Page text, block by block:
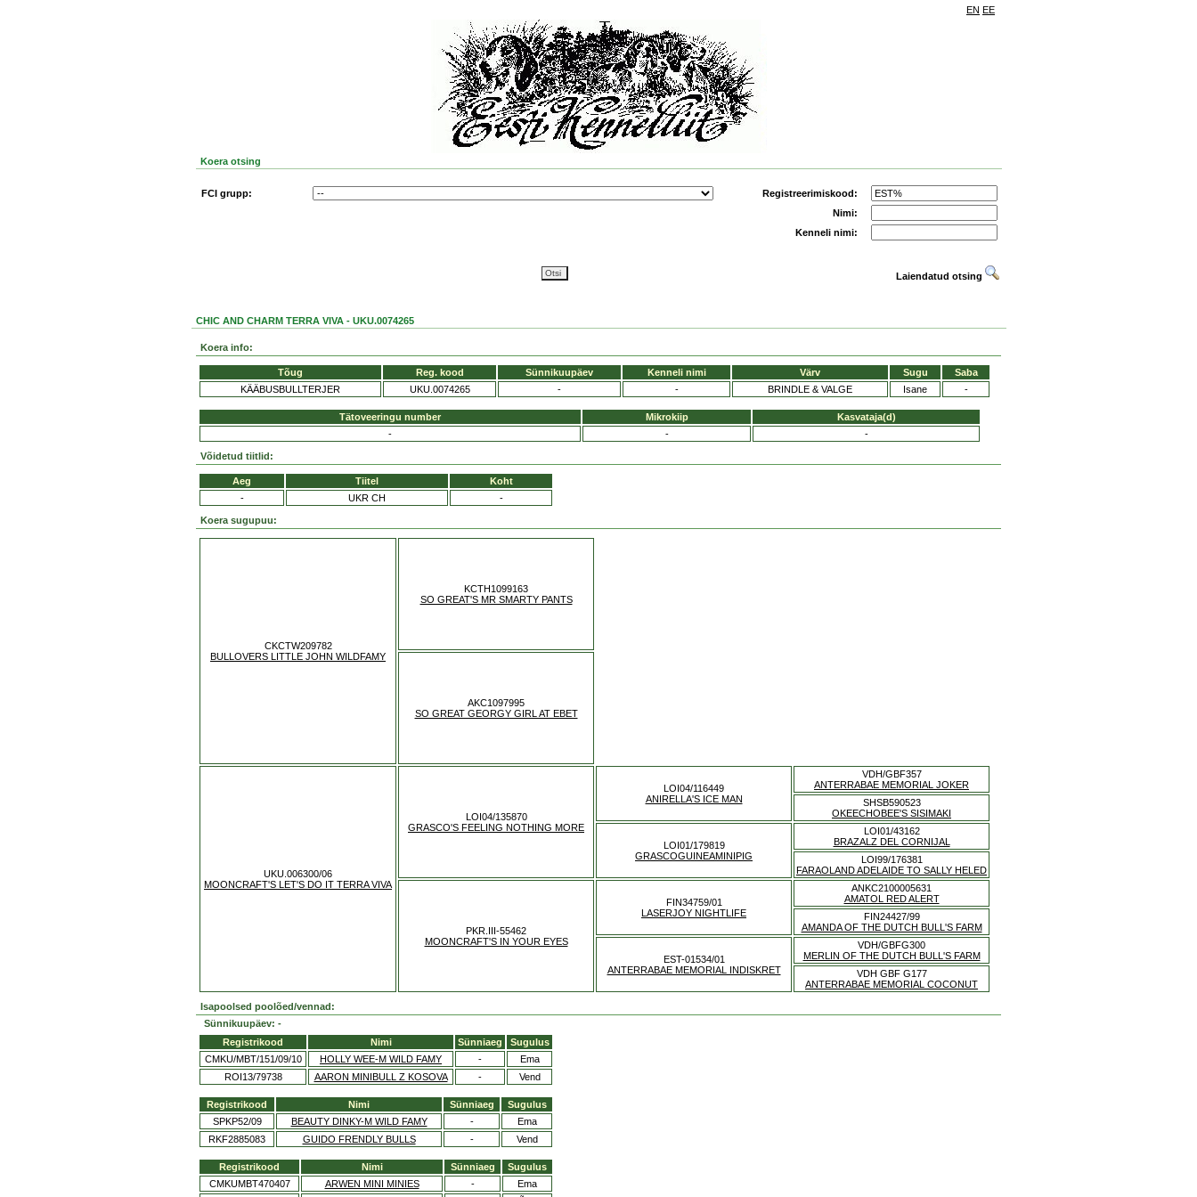
EN EE
Koera otsing
FCI grupp:
Registreerimiskood:
Nimi:
Kenneli nimi:
Laiendatud otsing
CHIC AND CHARM TERRA VIVA - UKU.0074265
Koera info:
Tõug Reg. kood Sünnikuupäev Kenneli nimi Värv Sugu
Saba
KÄÄBUSBULLTERJER
UKU.0074265 - - BRINDLE & VALGE Isane -
Tätoveeringu number Mikrokiip
Kasvataja(d)
-
- -
Võidetud tiitlid:
Aeg Tiitel
Koht
-
UKR CH -
Koera sugupuu:
CKCTW209782
BULLOVERS LITTLE JOHN WILDFAMY
KCTH1099163
SO GREAT'S MR SMARTY PANTS
AKC1097995
SO GREAT GEORGY GIRL AT EBET
UKU.006300/06
MOONCRAFT'S LET'S DO IT TERRA VIVA
LOI04/135870
GRASCO'S FEELING NOTHING MORE
LOI04/116449
ANIRELLA'S ICE MAN
VDH/GBF357
ANTERRABAE MEMORIAL JOKER
SHSB590523
OKEECHOBEE'S SISIMAKI
LOI01/179819
GRASCOGUINEAMINIPIG
LOI01/43162
BRAZALZ DEL CORNIJAL
LOI99/176381
FARAOLAND ADELAIDE TO SALLY HELED
PKR.III-55462
MOONCRAFT'S IN YOUR EYES
FIN34759/01
LASERJOY NIGHTLIFE
ANKC2100005631
AMATOL RED ALERT
FIN24427/99
AMANDA OF THE DUTCH BULL'S FARM
EST-01534/01
ANTERRABAE MEMORIAL INDISKRET
VDH/GBFG300
MERLIN OF THE DUTCH BULL'S FARM
VDH GBF G177
ANTERRABAE MEMORIAL COCONUT
Isapoolsed poolõed/vennad:
Sünnikuupäev: -
Registrikood
Nimi Sünniaeg
Sugulus
CMKU/MBT/151/09/10
HOLLY WEE-M WILD FAMY -
Ema
ROI13/79738
AARON MINIBULL Z KOSOVA - Vend
Registrikood Nimi Sünniaeg
Sugulus
SPKP52/09
BEAUTY DINKY-M WILD FAMY -
Ema
RKF2885083
GUIDO FRENDLY BULLS - Vend
Registrikood Nimi Sünniaeg
Sugulus
CMKUMBT470407
ARWEN MINI MINIES -
Ema